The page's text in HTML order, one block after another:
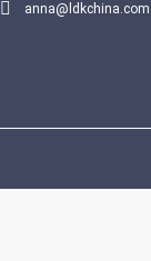
anna@ldkchina.com